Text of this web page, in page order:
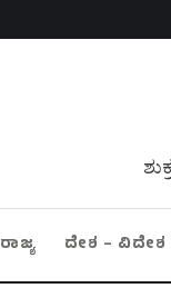
ರಾಜ್ಯ ದೇಶ – ವಿದೇಶ